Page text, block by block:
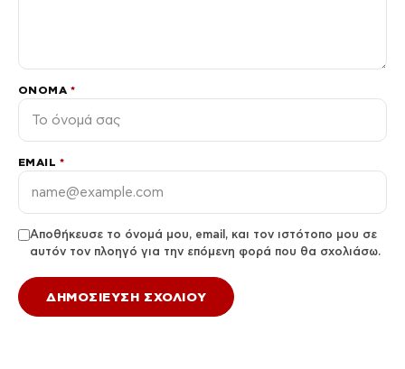
ΌΝΟΜΑ *
EMAIL *
Αποθήκευσε το όνομά μου, email, και τον ιστότοπο μου σε
αυτόν τον πλοηγό για την επόμενη φορά που θα σχολιάσω.